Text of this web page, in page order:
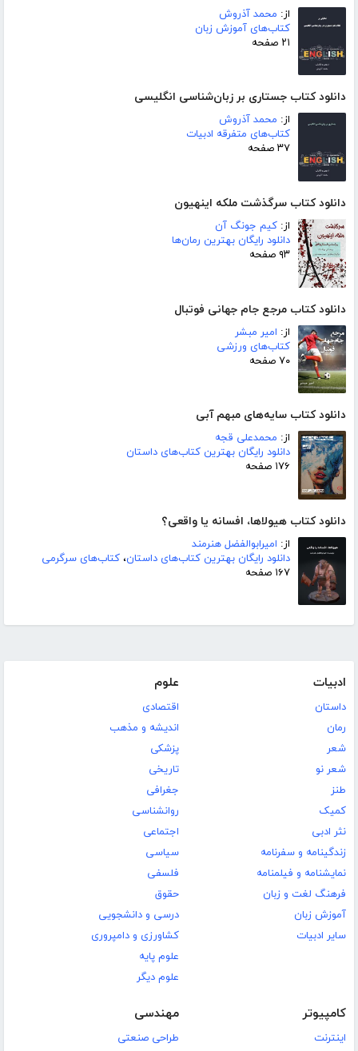
از: محمد آذروش
کتاب‌های آموزش زبان
۲۱ صفحه
دانلود کتاب جستاری بر زبان‌شناسی انگلیسی
از: محمد آذروش
کتاب‌های متفرقه ادبیات
۳۷ صفحه
دانلود کتاب سرگذشت ملکه اینهیون
از: کیم جونگ آن
دانلود رایگان بهترین رمان‌ها
۹۳ صفحه
دانلود کتاب مرجع جام جهانی فوتبال
از: امیر مبشر
کتاب‌های ورزشی
۷۰ صفحه
دانلود کتاب سایه‌های مبهم آبی
از: محمدعلی قجه
دانلود رایگان بهترین کتاب‌های داستان
۱۷۶ صفحه
دانلود کتاب هیولاها، افسانه یا واقعی؟
از: امیرابوالفضل هنرمند
دانلود رایگان بهترین کتاب‌های داستان، کتاب‌های سرگرمی
۱۶۷ صفحه
ادبیات
داستان
رمان
شعر
شعر نو
طنز
کمیک
نثر ادبی
زندگینامه و سفرنامه
نمایشنامه و فیلمنامه
فرهنگ لغت و زبان
آموزش زبان
سایر ادبیات
علوم
اقتصادی
اندیشه و مذهب
پزشکی
تاریخی
جغرافی
روانشناسی
اجتماعی
سیاسی
فلسفی
حقوق
درسی و دانشجویی
کشاورزی و دامپروری
علوم پایه
علوم دیگر
کامپیوتر
اینترنت
مهندسی
طراحی صنعتی